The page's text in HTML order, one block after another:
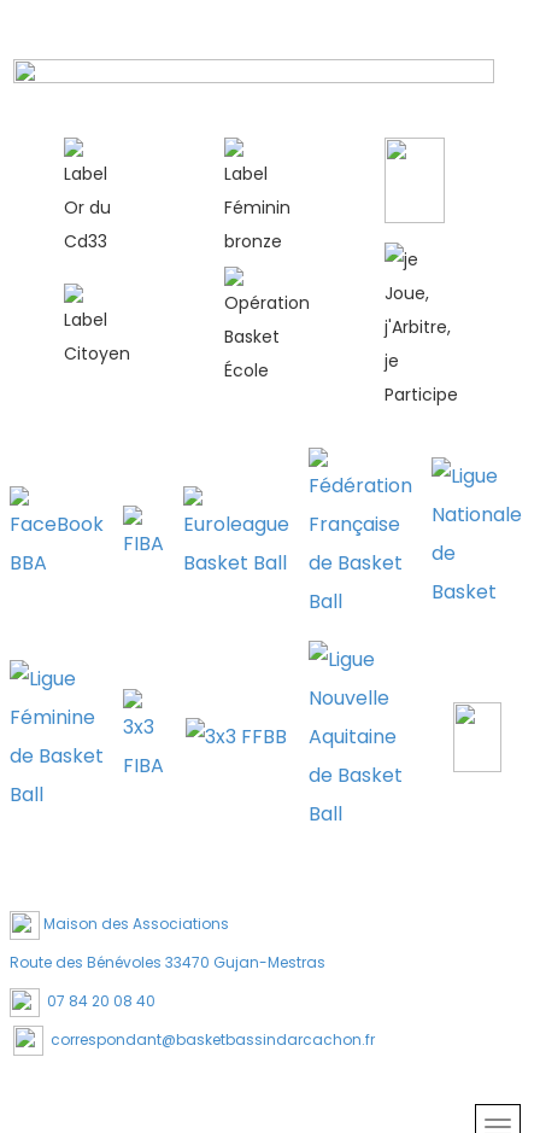
Maison des Associations
Route des Bénévoles 33470 Gujan-Mestras
07 84 20 08 40
correspondant@basketbassindarcachon.fr